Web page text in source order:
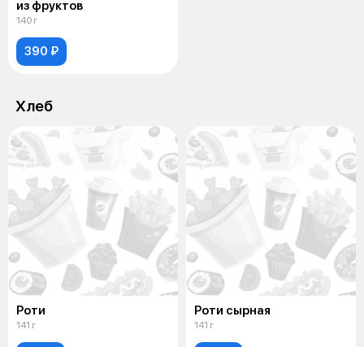
из фруктов
140 г
390 ₽
Хлеб
Роти
141 г
Роти сырная
141 г